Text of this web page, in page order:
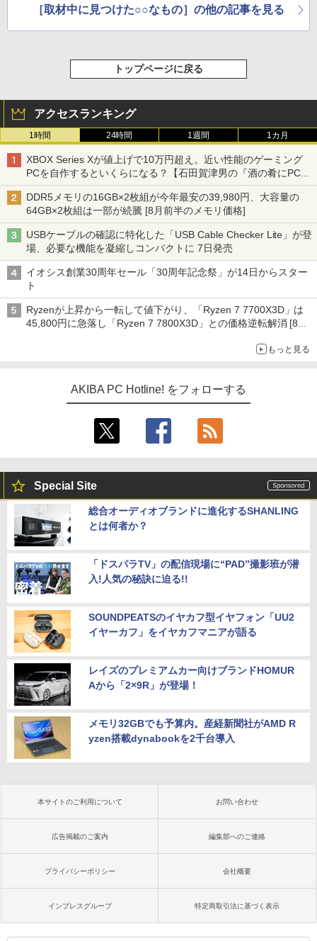
［取材中に見つけた○○なもの］の他の記事を見る
トップページに戻る
アクセスランキング
1時間 24時間 1週間 1カ月
XBOX Series Xが値上げで10万円超え。近い性能のゲーミング
PCを自作するといくらになる？【石田賀津男の『酒の肴にPCゲ
ーム』】
DDR5メモリの16GB×2枚組が今年最安の39,980円、大容量の
64GB×2枚組は一部が続騰 [8月前半のメモリ価格]
USBケーブルの確認に特化した「USB Cable Checker Lite」が登
場、必要な機能を凝縮しコンパクトに 7日発売
イオシス創業30周年セール「30周年記念祭」が14日からスター
ト
Ryzenが上昇から一転して値下がり、「Ryzen 7 7700X3D」は
45,800円に急落し「Ryzen 7 7800X3D」との価格逆転解消 [8月
もっと見る
AKIBA PC Hotline! をフォローする
Special Site
総合オーディオブランドに進化するSHANLING
とは何者か？
「ドスパラTV」の配信現場に“PAD”撮影班が潜
入!人気の秘訣に迫る!!
SOUNDPEATSのイヤカフ型イヤフォン「UU2
イヤーカフ」をイヤカフマニアが語る
レイズのプレミアムカー向けブランドHOMUR
Aから「2×9R」が登場！
メモリ32GBでも予算内。産経新聞社がAMD R
yzen搭載dynabookを2千台導入
本サイトのご利用について お問い合わせ
広告掲載のご案内 編集部へのご連絡
プライバシーポリシー 会社概要
インプレスグループ 特定商取引法に基づく表示